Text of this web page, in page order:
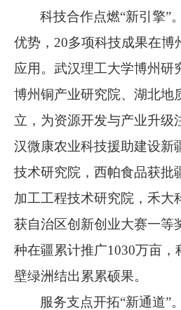
科技合作点燃“新引擎”
优势， 20多项科技成果在博
应用。武汉理工大学博州研
博州铜产业研究院、湖北地
立，为资源开发与产业升级
汉微康农业科技援助建设新
技术研究院，西帕食品获批
加工工程技术研究院，禾大
获自治区创新创业大赛一等
种在疆累计推广1030万亩，
壁绿洲结出累累硕果。
服务支点开拓“新通道”